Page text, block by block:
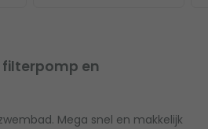
filterpomp en
Mega snel en makkelijk